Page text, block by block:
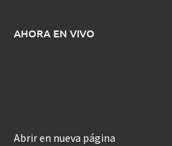
AHORA EN VIVO
Abrir en nueva página